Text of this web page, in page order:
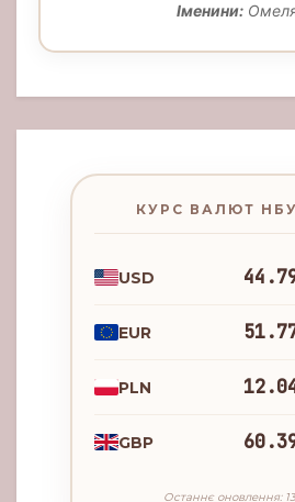
Іменини:
КУРС ВАЛЮТ НБУ
USD
EUR
PLN
GBP
Останнє оновлення: